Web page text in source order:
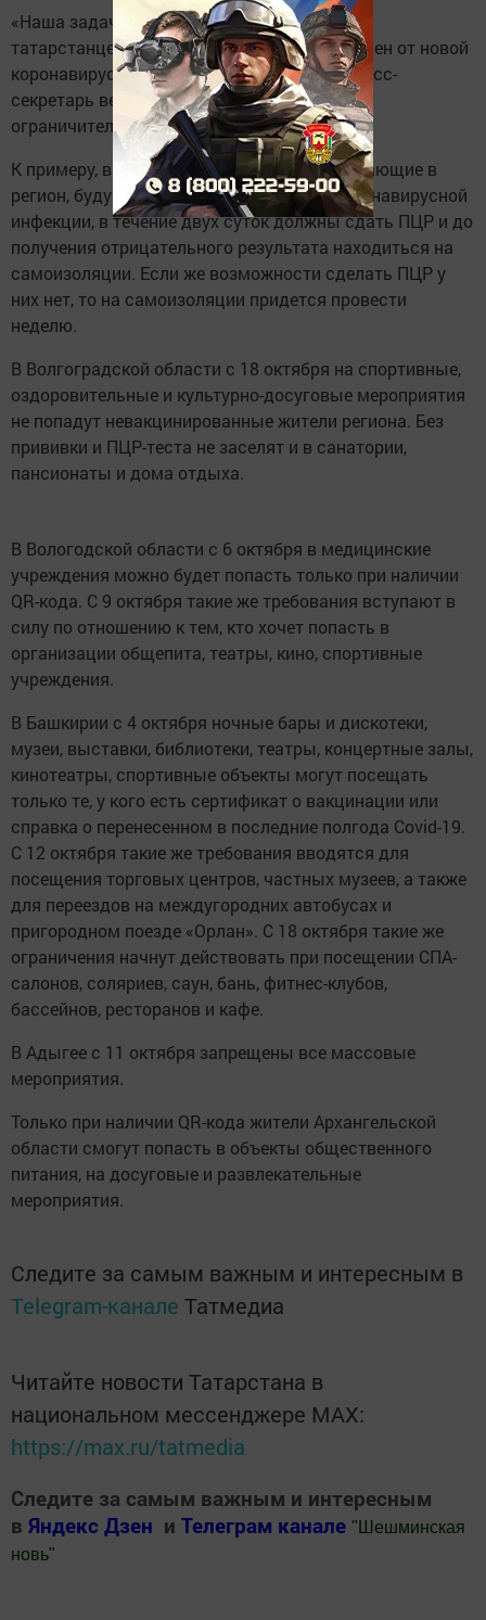
«Наша задача – сберечь жизни и здоровье
татарстанцев. Тех, кто на сегодня не защищен от новой
коронавирусной инфекции», – отметила пресс-
секретарь ведомства о причинах введения
ограничительных мер.
К примеру, в Оренбургской области приезжающие в
регион, будучи не привитыми от новой коронавирусной
инфекции, в течение двух суток должны сдать ПЦР и до
получения отрицательного результата находиться на
самоизоляции. Если же возможности сделать ПЦР у
них нет, то на самоизоляции придется провести
неделю.
В Волгоградской области с 18 октября на спортивные,
оздоровительные и культурно-досуговые мероприятия
не попадут невакцинированные жители региона. Без
прививки и ПЦР-теста не заселят и в санатории,
пансионаты и дома отдыха.
В Вологодской области с 6 октября в медицинские
учреждения можно будет попасть только при наличии
QR-кода. С 9 октября такие же требования вступают в
силу по отношению к тем, кто хочет попасть в
организации общепита, театры, кино, спортивные
учреждения.
В Башкирии с 4 октября ночные бары и дискотеки,
музеи, выставки, библиотеки, театры, концертные залы,
кинотеатры, спортивные объекты могут посещать
только те, у кого есть сертификат о вакцинации или
справка о перенесенном в последние полгода Covid-19.
С 12 октября такие же требования вводятся для
посещения торговых центров, частных музеев, а также
для переездов на междугородних автобусах и
пригородном поезде «Орлан». С 18 октября такие же
ограничения начнут действовать при посещении СПА-
салонов, соляриев, саун, бань, фитнес-клубов,
бассейнов, ресторанов и кафе.
В Адыгее с 11 октября запрещены все массовые
мероприятия.
Только при наличии QR-кода жители Архангельской
области смогут попасть в объекты общественного
питания, на досуговые и развлекательные
мероприятия.
Следите за самым важным и интересным в
Telegram-канале Татмедиа
Читайте новости Татарстана в
национальном мессенджере MАХ:
https://max.ru/tatmedia
Следите за самым важным и интересным
в Яндекс Дзен и Телеграм канале " Шешминская
новь"